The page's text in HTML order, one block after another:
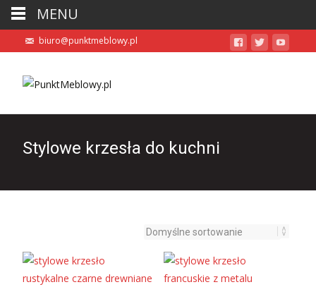
biuro@punktmeblowy.pl
Stylowe krzesła do kuchni
MENU